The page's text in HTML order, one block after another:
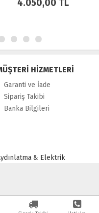
8.730,00 TL
HİZMETLERİ
Garanti ve İade
Sipariş Takibi
Banka Bilgileri
& Elektrik